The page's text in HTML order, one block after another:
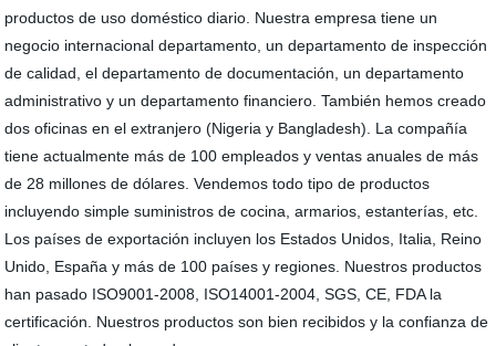
productos de uso doméstico diario. Nuestra empresa tiene un
negocio internacional departamento, un departamento de inspección
de calidad, el departamento de documentación, un departamento
administrativo y un departamento financiero. También hemos creado
dos oficinas en el extranjero (Nigeria y Bangladesh). La compañía
tiene actualmente más de 100 empleados y ventas anuales de más
de 28 millones de dólares. Vendemos todo tipo de productos
incluyendo simple suministros de cocina, armarios, estanterías, etc.
Los países de exportación incluyen los Estados Unidos, Italia, Reino
Unido, España y más de 100 países y regiones. Nuestros productos
han pasado ISO9001-2008, ISO14001-2004, SGS, CE, FDA la
certificación. Nuestros productos son bien recibidos y la confianza de